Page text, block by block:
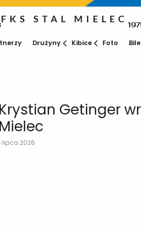
FKS STAL MIELEC
Drużyny Kibice Foto
Krystian Getinger
Mielec
lipca 2026